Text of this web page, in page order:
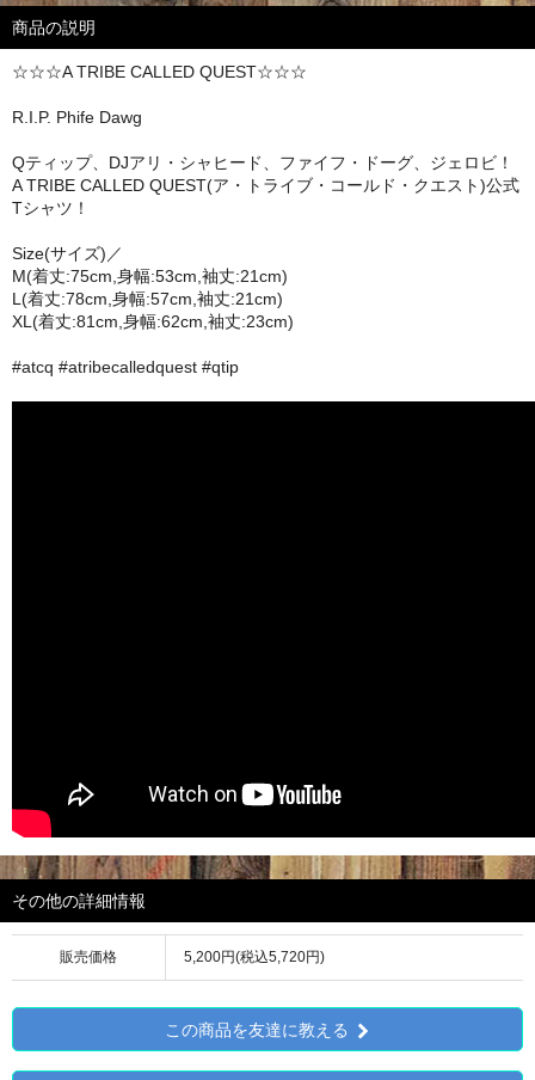
商品の説明
☆☆☆A TRIBE CALLED QUEST☆☆☆
R.I.P. Phife Dawg
Qティップ、DJアリ・シャヒード、ファイフ・ドーグ、ジェロビ！
A TRIBE CALLED QUEST(ア・トライブ・コールド・クエスト)公式
Tシャツ！
Size(サイズ)／
M(着丈:75cm,身幅:53cm,袖丈:21cm)
L(着丈:78cm,身幅:57cm,袖丈:21cm)
XL(着丈:81cm,身幅:62cm,袖丈:23cm)
#atcq #atribecalledquest #qtip
その他の詳細情報
販売価格 5,200円(税込5,720円)
この商品を友達に教える